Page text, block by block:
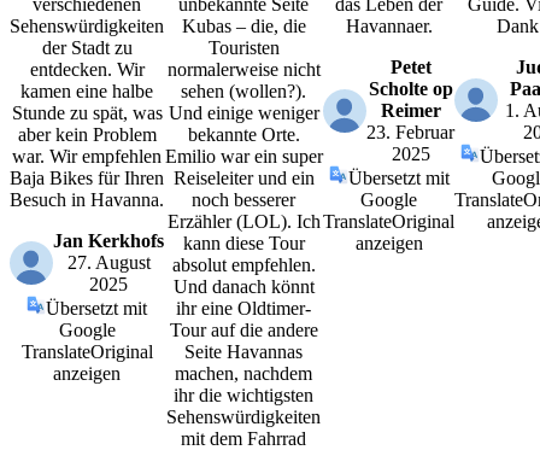
Sehenswürdigkeiten
der Stadt zu
entdecken. Wir
kamen eine halbe
Stunde zu spät, was
aber kein Problem
war. Wir empfehlen
Baja Bikes für Ihren
Besuch in Havanna.
Jan Kerkhofs
27. August
2025
Übersetzt mit
Google
TranslateOriginal
anzeigen
Kubas – die, die
Touristen
normalerweise nicht
sehen (wollen?).
Und einige weniger
bekannte Orte.
Emilio war ein super
Reiseleiter und ein
noch besserer
Erzähler (LOL). Ich
kann diese Tour
absolut empfehlen.
Und danach könnt
ihr eine Oldtimer-
Tour auf die andere
Seite Havannas
machen, nachdem
ihr die wichtigsten
Sehenswürdigkeiten
mit dem Fahrrad
Havannaer.
Petet
Scholte op
Reimer
23. Februar
2025
Übersetzt mit
Google
TranslateOriginal
anzeigen
1.
Translate